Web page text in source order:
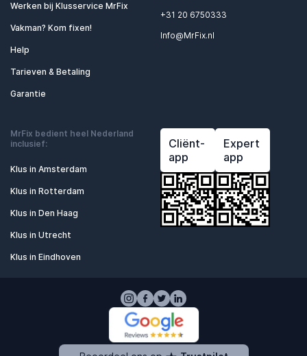
Werken bij Klusservice MrFix
Vakman? Kom fixen!
Help
Tarieven & Betaling
Garantie
+31 20 6750333
Info@MrFix.nl
MrFix bedient heel Nederland
inclusief:
Klus in Amsterdam
Klus in Rotterdam
Klus in Den Haag
Klus in Utrecht
Klus in Eindhoven
Cliënt-
app
Expert
app